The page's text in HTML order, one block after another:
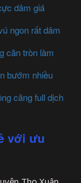
dâm giá
ngon rất dâm
căn tròn làm
bướm nhiều
căng full dịch
với ưu